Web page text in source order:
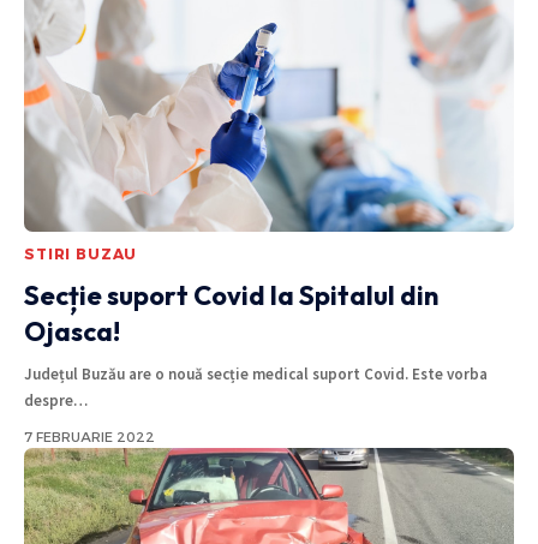
STIRI BUZAU
Secție suport Covid la Spitalul din
Ojasca!
Județul Buzău are o nouă secție medical suport Covid. Este vorba
despre…
7 FEBRUARIE 2022